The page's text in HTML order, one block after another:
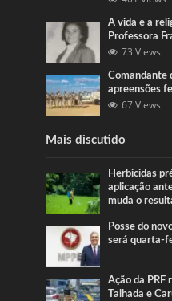
A vida e a
Professora
73 Views
Comandante
apreensões
67 Views
Mais discutido
Herbicidas
aplicação
muda o
Posse do
será quarta-
Ação da PRF
Talhada e